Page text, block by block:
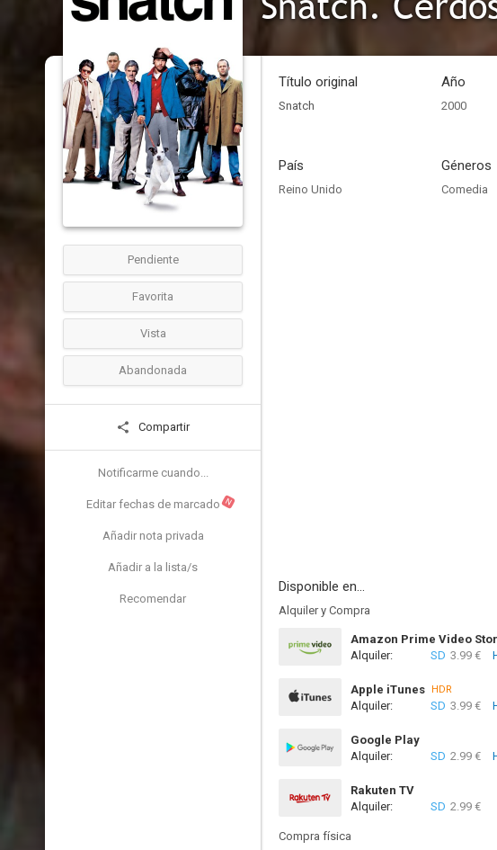
Pendiente
Favorita
Vista
Abandonada
Compartir
Notificarme cuando...
Editar fechas de marcado N
Añadir nota privada
Añadir a la lista/s
Recomendar
Título original
Snatch
Año
2000
País
Reino Unido
Géneros
Comedia
Disponible en...
Alquiler y Compra
Amazon Prime Video
Alquiler:
SD 3.99 €
Apple iTunes HDR
Alquiler: SD 3.99 €
Google Play
Alquiler:
SD 2.99 €
Rakuten TV
Alquiler:
SD 2.99 €
Compra física